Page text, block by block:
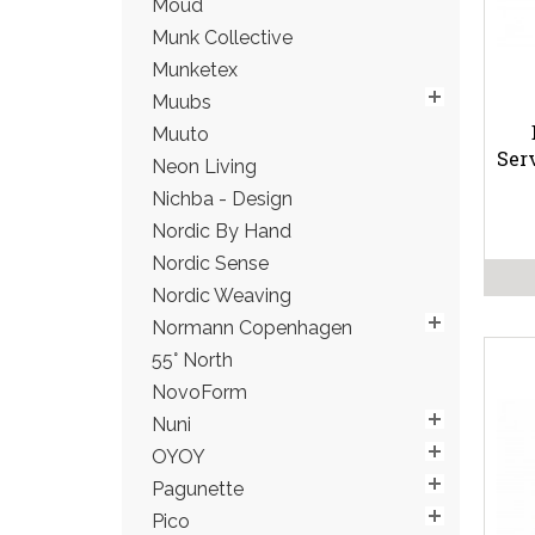
Moud
Munk Collective
Munketex
Muubs
Muuto
Neon Living
Nichba - Design
Nordic By Hand
Nordic Sense
Nordic Weaving
Normann Copenhagen
55° North
NovoForm
Nuni
OYOY
Pagunette
Pico